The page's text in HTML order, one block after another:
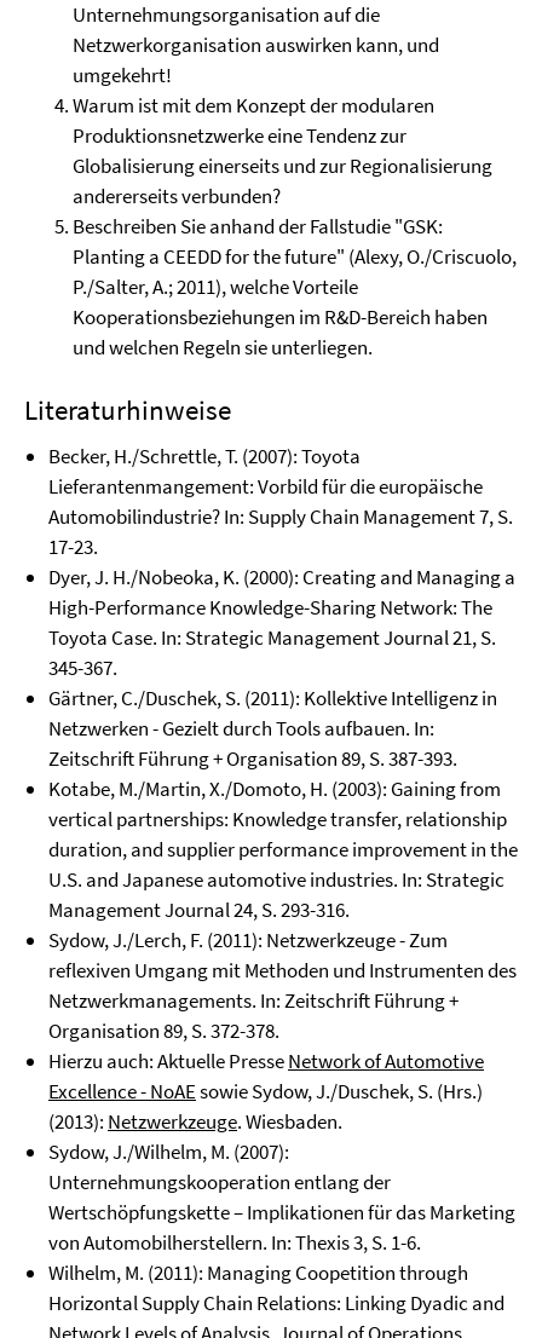
Unternehmungsorganisation auf die
Netzwerkorganisation auswirken kann, und
umgekehrt!
Warum ist mit dem Konzept der modularen
Produktionsnetzwerke eine Tendenz zur
Globalisierung einerseits und zur Regionalisierung
andererseits verbunden?
Beschreiben Sie anhand der Fallstudie "GSK:
Planting a CEEDD for the future" (Alexy, O./Criscuolo,
P./Salter, A.; 2011), welche Vorteile
Kooperationsbeziehungen im R&D-Bereich haben
und welchen Regeln sie unterliegen.
Literaturhinweise
Becker, H./Schrettle, T. (2007): Toyota
Lieferantenmangement: Vorbild für die europäische
Automobilindustrie? In: Supply Chain Management 7, S.
17-23.
Dyer, J. H./Nobeoka, K. (2000): Creating and Managing a
High-Performance Knowledge-Sharing Network: The
Toyota Case. In: Strategic Management Journal 21, S.
345-367.
Gärtner, C./Duschek, S. (2011): Kollektive Intelligenz in
Netzwerken - Gezielt durch Tools aufbauen. In:
Zeitschrift Führung + Organisation 89, S. 387-393.
Kotabe, M./Martin, X./Domoto, H. (2003): Gaining from
vertical partnerships: Knowledge transfer, relationship
duration, and supplier performance improvement in the
U.S. and Japanese automotive industries. In: Strategic
Management Journal 24, S. 293-316.
Sydow, J./Lerch, F. (2011): Netzwerkzeuge - Zum
reflexiven Umgang mit Methoden und Instrumenten des
Netzwerkmanagements. In: Zeitschrift Führung +
Organisation 89, S. 372-378.
Hierzu auch: Aktuelle PresseNetwork of Automotive
Excellence - NoAEsowie Sydow, J./Duschek, S. (Hrs.)
(2013): Netzwerkzeuge. Wiesbaden.
Sydow, J./Wilhelm, M. (2007):
Unternehmungskooperation entlang der
Wertschöpfungskette – Implikationen für das Marketing
von Automobilherstellern. In: Thexis 3, S. 1-6.
Wilhelm, M. (2011): Managing Coopetition through
Horizontal Supply Chain Relations: Linking Dyadic and